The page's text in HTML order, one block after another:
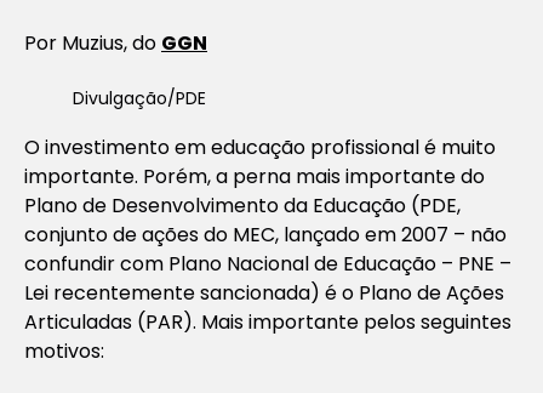
Por Muzius, do GGN
Divulgação/PDE
O investimento em educação profissional é muito
importante. Porém, a perna mais importante do
Plano de Desenvolvimento da Educação (PDE,
conjunto de ações do MEC, lançado em 2007 – não
confundir com Plano Nacional de Educação – PNE –
Lei recentemente sancionada) é o Plano de Ações
Articuladas (PAR). Mais importante pelos seguintes
motivos: